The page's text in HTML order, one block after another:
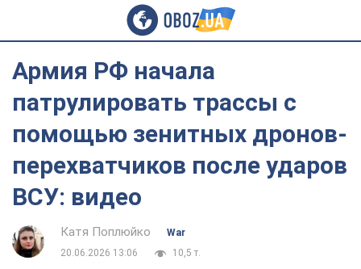
Армия РФ начала
патрулировать трассы с
помощью зенитных дронов-
перехватчиков после ударов
ВСУ: видео
Катя Поплюйко
War
20.06.2026 13:06
10,5 т.